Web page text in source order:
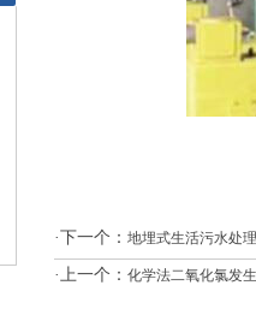
·下一个： 地埋式生活污水处
·上一个： 化学法二氧化氯发